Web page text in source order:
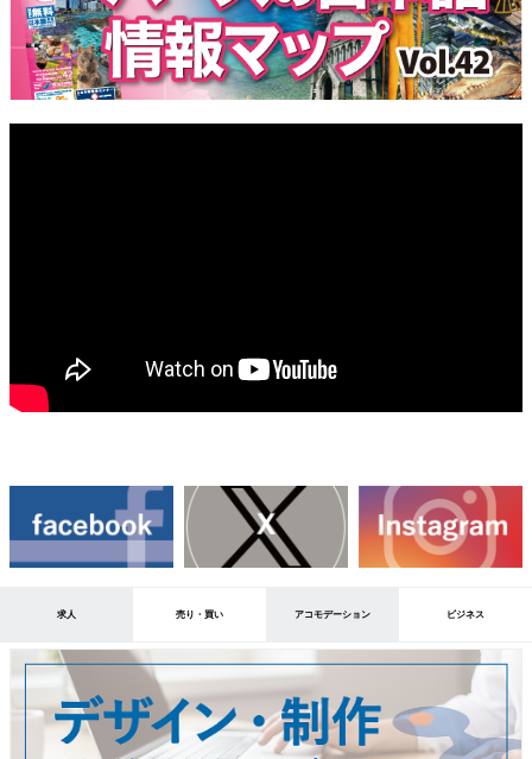
求人 売り・買い アコモデーション ビジネス